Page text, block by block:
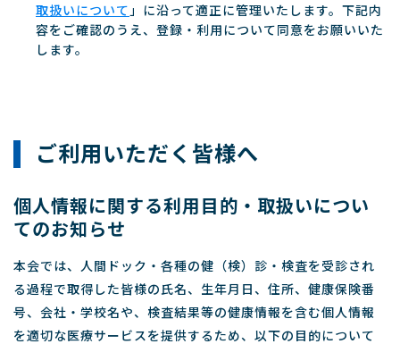
取扱いについて 」に沿って適正に管理いたします。下記内
容をご確認のうえ、登録・利用について同意をお願いいた
します。
ご利用いただく皆様へ
個人情報に関する利用目的・取扱いについ
てのお知らせ
本会では、人間ドック・各種の健（検）診・検査を受診され
る過程で取得した皆様の氏名、生年月日、住所、健康保険番
号、会社・学校名や、検査結果等の健康情報を含む個人情報
を適切な医療サービスを提供するため、以下の目的について